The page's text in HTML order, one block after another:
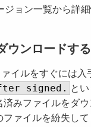
ョン一覧から詳
ウンロードする
イルをすぐには入
signed. と
みファイルをダ
ァイルを紛失し